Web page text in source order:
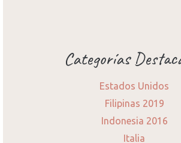
Categorías
Estados Unidos
Filipinas 2019
Indonesia 2016
Italia